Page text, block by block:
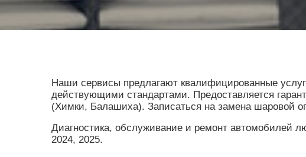
Наши сервисы предлагают квалифицированные
действующими стандартами. Предоставляется
(Химки, Балашиха). Записаться на замена шаровой
Диагностика, обслуживание и ремонт автомобилей
2024, 2025.